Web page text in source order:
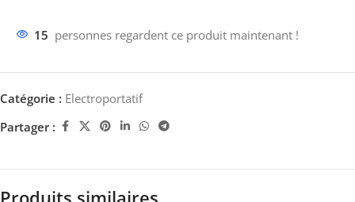
15 personnes regardent ce produit maintenant !
Catégorie : Electroportatif
Partager :
Produits similaires